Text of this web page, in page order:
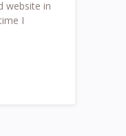
website in
I